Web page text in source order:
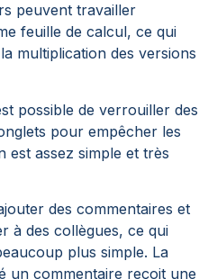
peuvent travailler
feuille de calcul, ce qui
multiplication des versions
possible de verrouiller des
pour empêcher les
est assez simple et très
des commentaires et
à des collègues, ce qui
plus simple. La
un commentaire reçoit une